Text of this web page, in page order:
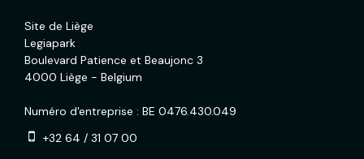
Site de Liège
Legiapark
Boulevard Patience et Beaujonc 3
4000 Liège - Belgium
Numéro d'entreprise : BE 0476.430.049
+32 64 / 31 07 00